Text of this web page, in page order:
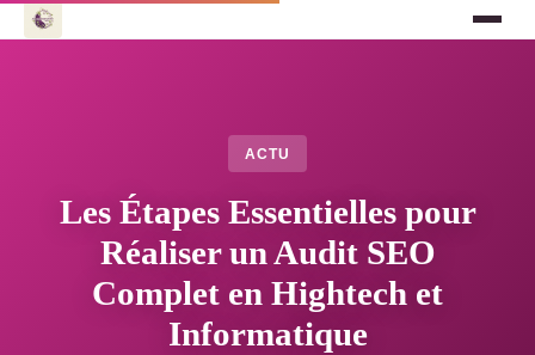
ACTU
Les Étapes Essentielles pour
Réaliser un Audit SEO
Complet en Hightech et
Informatique